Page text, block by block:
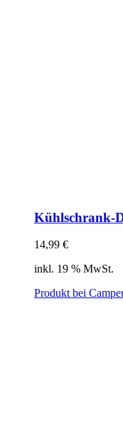
Kühlschrank-
14,99 €
inkl. 19 % MwSt.
Produkt bei